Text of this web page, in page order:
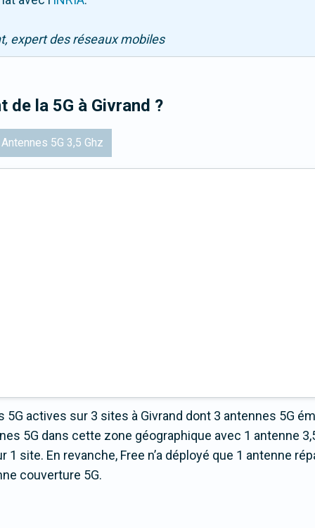
expert des réseaux mobiles
de la 5G à Givrand ?
Antennes 5G 3,5 Ghz
5G actives sur 3 sites à Givrand dont 3 antennes 5G
5G dans cette zone géographique avec 1 antenne
site. En revanche, Free n’a déployé que 1 antenne
couverture 5G.